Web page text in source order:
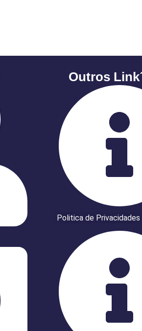
Outros
Politica de Privacidades